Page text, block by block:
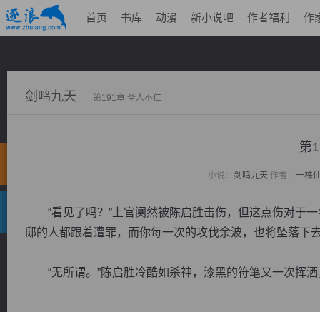
首页 书库 动漫 新小说吧 作者福利 作
剑鸣九天 第191章 圣人不仁
第
小说： 剑鸣九天 作者： 一株
“看见了吗？”上官阒然被陈启胜击伤，但这点伤对于一
邸的人都跟着遭罪，而你每一次的攻伐余波，也将坠落下
“无所谓。”陈启胜冷酷如杀神，漆黑的符笔又一次挥洒